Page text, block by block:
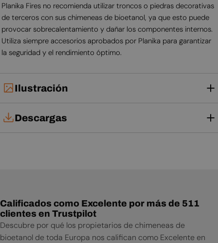
Planika Fires no recomienda utilizar troncos o piedras decorativas
de terceros con sus chimeneas de bioetanol, ya que esto puede
provocar sobrecalentamiento y dañar los componentes internos.
Utiliza siempre accesorios aprobados por Planika para garantizar
la seguridad y el rendimiento óptimo.
Ilustración
Descargas
Calificados como Excelente por más de 511
clientes en Trustpilot
Descubre por qué los propietarios de chimeneas de
bioetanol de toda Europa nos califican como Excelente en